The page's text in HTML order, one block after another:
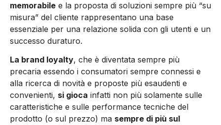
memorabile e la proposta di soluzioni sempre più “su
misura” del cliente rappresentano una base
essenziale per una relazione solida con gli utenti e un
successo duraturo.
La brand loyalty, che è diventata sempre più
precaria essendo i consumatori sempre connessi e
alla ricerca di novità e proposte più esaudenti e
convenienti, si gioca infatti non più solamente sulle
caratteristiche e sulle performance tecniche del
prodotto (o sul prezzo) ma sempre di più sul